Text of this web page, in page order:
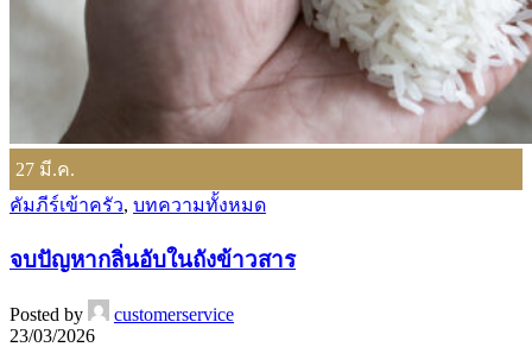
27 มี.ค.
คัมภีร์เข้าครัว, บทความทั้งหมด
จบปัญหากลิ่นอับในถังข้าวสาร
Posted by
customerservice
23/03/2026